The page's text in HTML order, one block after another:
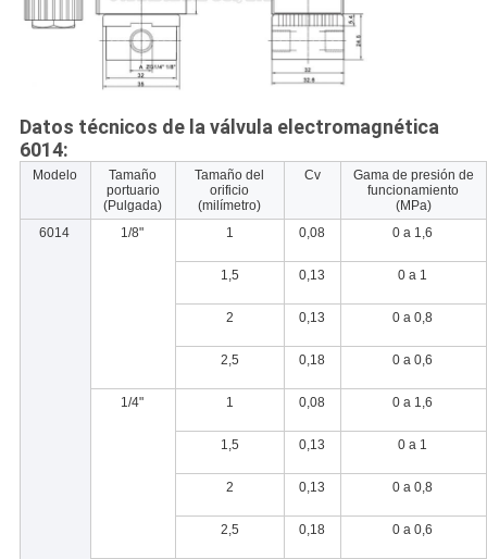
Datos técnicos de la válvula electromagnética
6014:
Modelo
Tamaño
portuario
(Pulgada)
Tamaño del
orificio
(milímetro)
Cv
Gama de presión de
funcionamiento
(MPa)
6014
1/8" 1 0,08 0 a 1,6
1,5 0,13 0 a 1
2 0,13 0 a 0,8
2,5 0,18 0 a 0,6
1/4" 1 0,08 0 a 1,6
1,5 0,13 0 a 1
2 0,13 0 a 0,8
2,5 0,18 0 a 0,6